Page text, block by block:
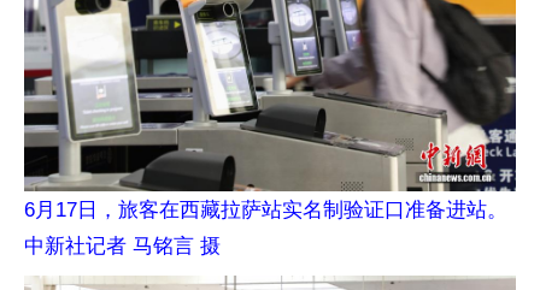
6月17日，旅客在西藏拉萨站实名制验证口准备进站。
中新社记者 马铭言 摄